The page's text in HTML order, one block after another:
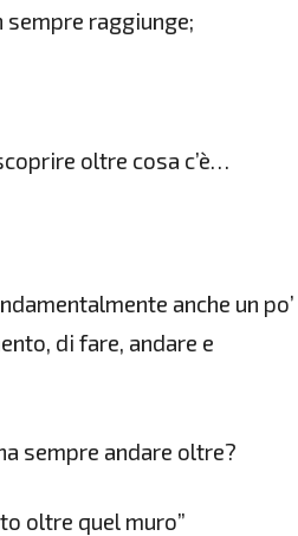
sempre raggiunge;
oltre cosa c’è…
anche un po’
di fare, andare e
sempre andare oltre?
oltre quel muro”